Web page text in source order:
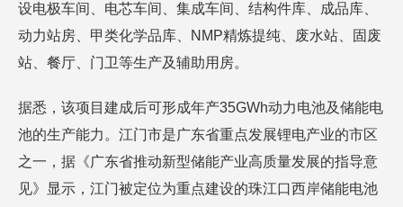
设电极车间、电芯车间、集成车间、结构件库、成品库、
动力站房、甲类化学品库、NMP精炼提纯、废水站、固废
站、餐厅、门卫等生产及辅助用房。
据悉，该项目建成后可形成年产35GWh动力电池及储能电
池的生产能力。江门市是广东省重点发展锂电产业的市区
之一，据《广东省推动新型储能产业高质量发展的指导意
见》显示，江门被定位为重点建设的珠江口西岸储能电池